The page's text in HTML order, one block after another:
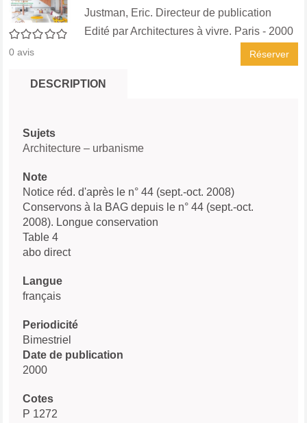
0/5
0 avis
Justman, Eric. Directeur de publication
Edité parArchitectures à vivre. Paris - 2000
Réserver
DESCRIPTION
Sujets
Architecture – urbanisme
Note
Notice réd. d'après le n° 44 (sept.-oct. 2008)
Conservons à la BAG depuis le n° 44 (sept.-oct.
2008). Longue conservation
Table 4
abo direct
Langue
français
Periodicité
Bimestriel
Date de publication
2000
Cotes
P 1272